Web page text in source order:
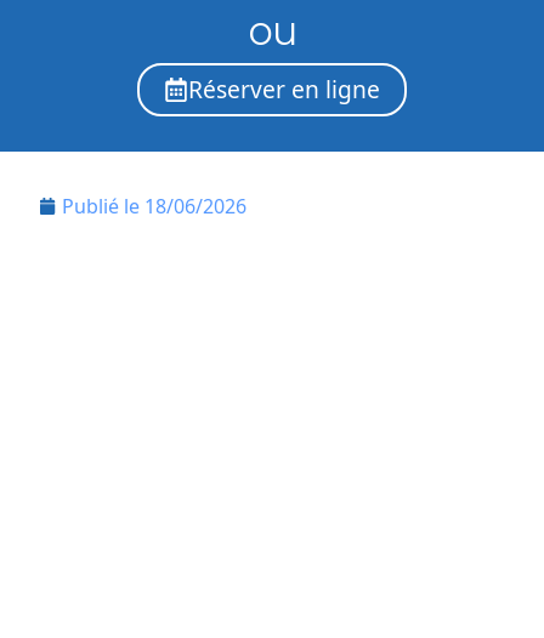
ou
Réserver en ligne
Publié le 18/06/2026